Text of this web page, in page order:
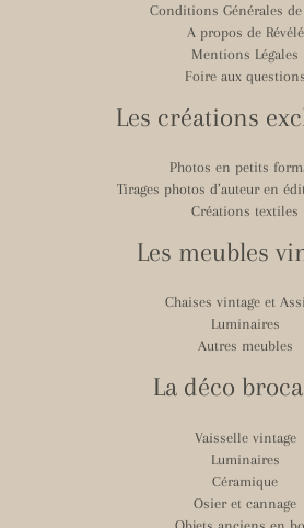
Conditions Générales de
A propos de Révélé
Mentions Légales
Foire aux questions
Les créations
Photos en petits
Tirages photos d’auteur en
Créations textiles
Les meubles
Chaises vintage et
Luminaires
Autres meubles
La déco
Vaisselle vintage
Luminaires
Céramique
Osier et cannage